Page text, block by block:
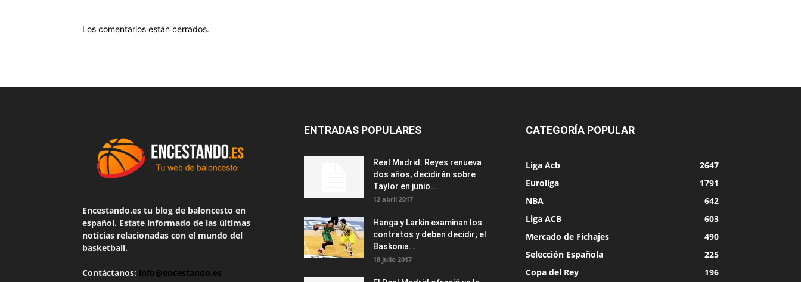
Los comentarios están cerrados.
Encestando.es tu blog de baloncesto en
español. Estate informado de las últimas
noticias relacionadas con el mundo del
basketball.
Contáctanos: info@encestando.es
ENTRADAS POPULARES
Real Madrid: Reyes renueva
dos años, decidirán sobre
Taylor en junio...
12 abril 2017
Hanga y Larkin examinan los
contratos y deben decidir; el
Baskonia...
18 julio 2017
CATEGORÍA POPULAR
Liga Acb
2647
Euroliga
1791
NBA
642
Liga ACB
603
Mercado de Fichajes
490
Selección Española
225
Copa del Rey
196